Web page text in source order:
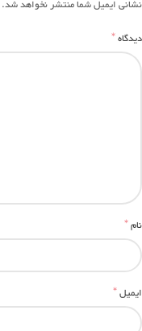
نشانی ایمیل شما منتشر نخواهد شد.
دیدگاه*
نام*
ایمیل*